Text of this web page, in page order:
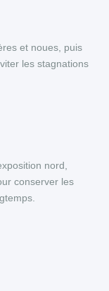
et noues, puis
les stagnations
nord,
conserver les